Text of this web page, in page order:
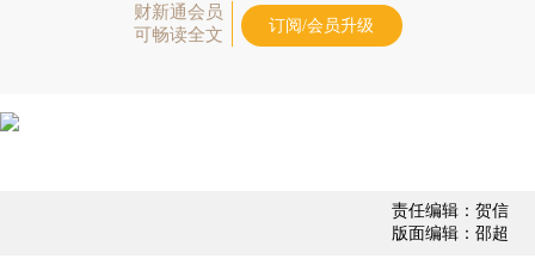
财新通会员
可畅读全文
订阅/会员升级
责任编辑：贺信
版面编辑：邵超